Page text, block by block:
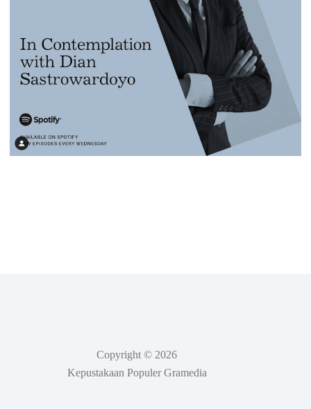
Copyright © 2026
Kepustakaan Populer Gramedia